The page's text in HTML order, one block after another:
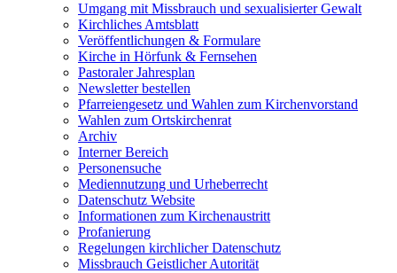
Umgang mit Missbrauch und sexualisierter Gewalt
Kirchliches Amtsblatt
Veröffentlichungen & Formulare
Kirche in Hörfunk & Fernsehen
Pastoraler Jahresplan
Newsletter bestellen
Pfarreiengesetz und Wahlen zum Kirchenvorstand
Wahlen zum Ortskirchenrat
Archiv
Interner Bereich
Personensuche
Mediennutzung und Urheberrecht
Datenschutz Website
Informationen zum Kirchenaustritt
Profanierung
Regelungen kirchlicher Datenschutz
Missbrauch Geistlicher Autorität